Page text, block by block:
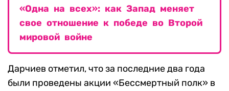
«Одна на всех»: как Запад меняет
свое отношение к победе во Второй
мировой войне
Дарчиев отметил, что за последние два года
были проведены акции «Бессмертный полк» в